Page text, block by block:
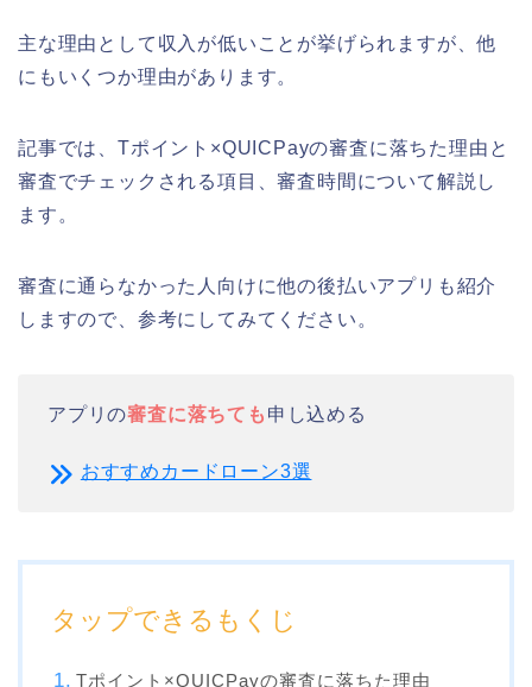
主な理由として収入が低いことが挙げられますが、他
にもいくつか理由があります。
記事では、Tポイント×QUICPayの審査に落ちた理由と
審査でチェックされる項目、審査時間について解説し
ます。
審査に通らなかった人向けに他の後払いアプリも紹介
しますので、参考にしてみてください。
アプリの審査に落ちても 申し込める
おすすめカードローン3選
タップできるもくじ
Tポイント×QUICPayの審査に落ちた理由